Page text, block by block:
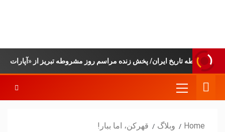
Home وبلاگ قهرکن، اما ببار!